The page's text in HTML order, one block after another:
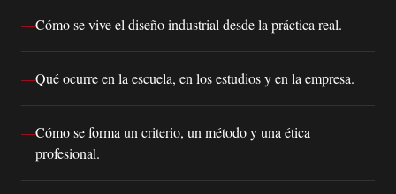
Cómo se vive el diseño industrial desde la práctica real.
Qué ocurre en la escuela, en los estudios y en la empresa.
Cómo se forma un criterio, un método y una ética
profesional.